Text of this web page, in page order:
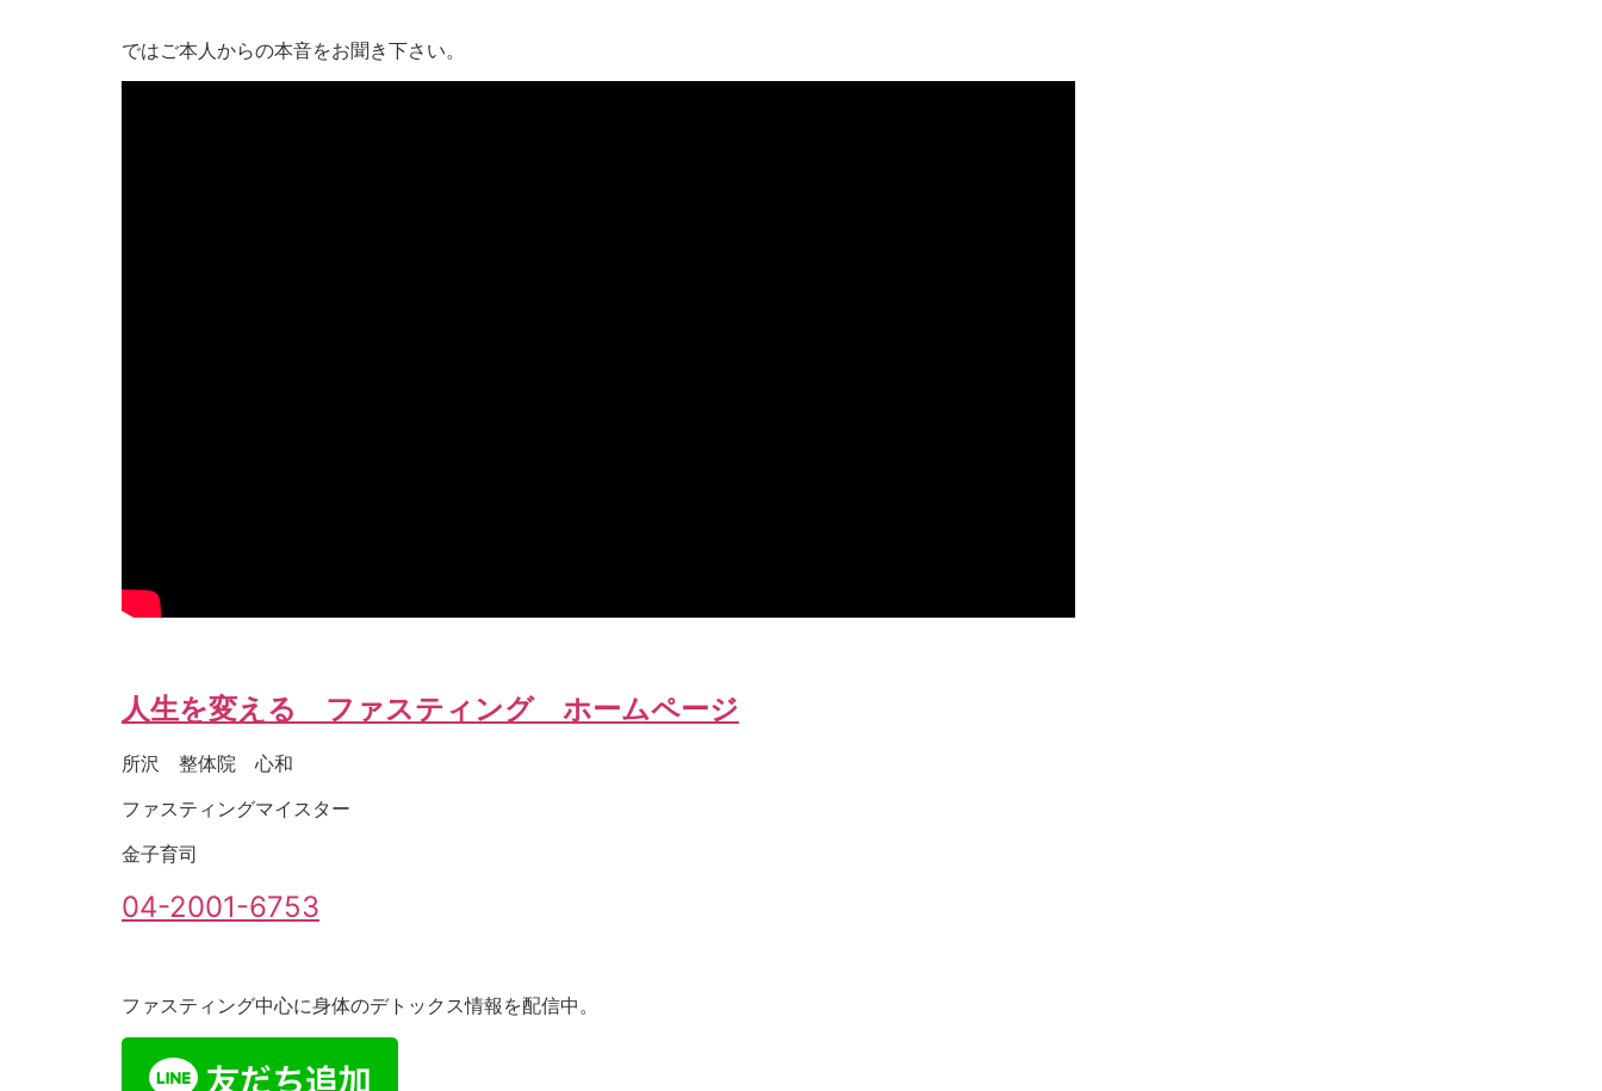
ではご本人からの本音をお聞き下さい。
人生を変える ファスティング ホームページ
所沢 整体院 心和
ファスティングマイスター
金子育司
04-2001-6753
ファスティング中心に身体のデトックス情報を配信中。